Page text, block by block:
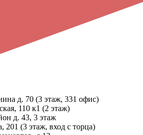
д. 70 (3 этаж, 331 офис)
110 к1 (2 этаж)
д. 43, 3 этаж
(3 этаж, вход с торца)